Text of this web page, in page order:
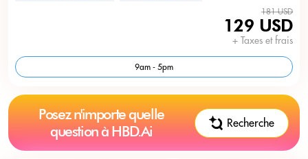
181 USD
129 USD
+ Taxes et frais
9am - 5pm
Posez n'importe quelle
question à HBD.Ai
Recherche